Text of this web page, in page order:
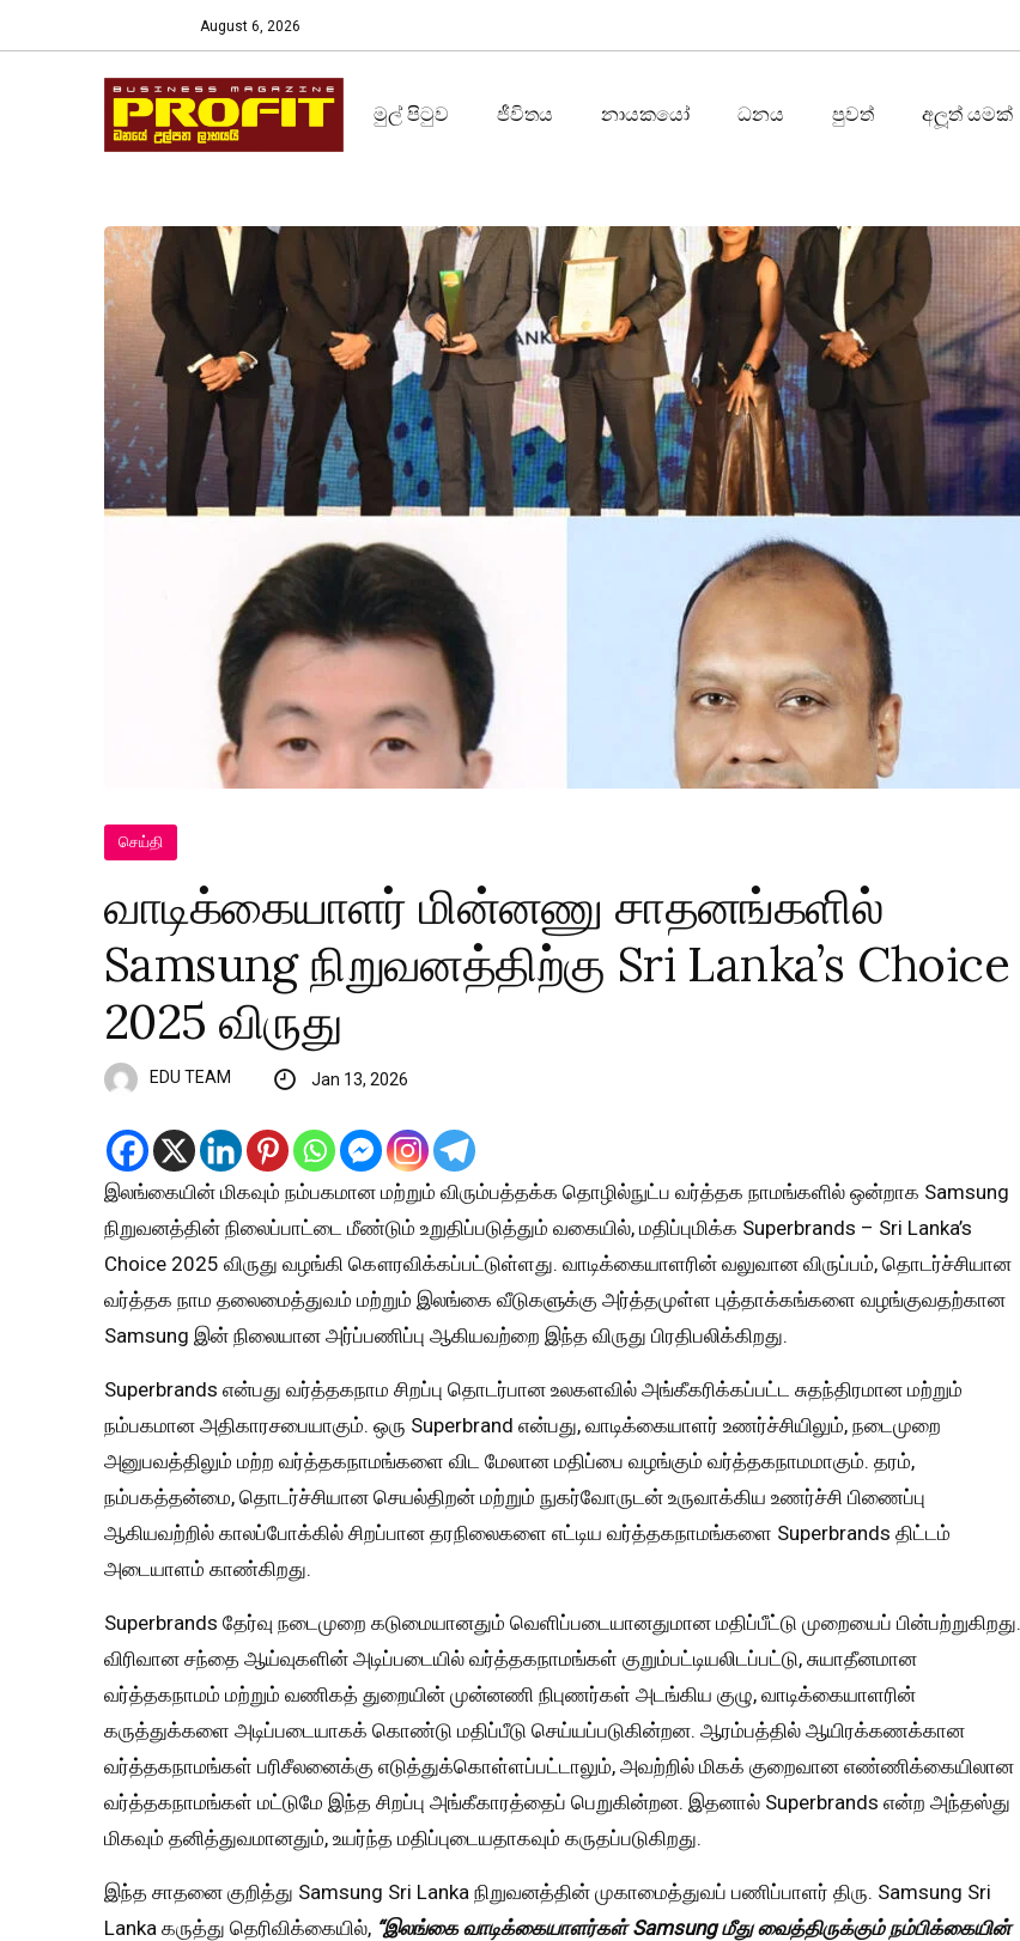
August 6, 2026
මුල් පිටුව ජීවිතය නායකයෝ ධනය පුවත් අලූත් යමක්
செய்தி
வாடிக்கையாளர் மின்னணு சாதனங்களில்
Samsung நிறுவனத்திற்கு Sri Lanka’s Choice
2025 விருது
EDU TEAM Jan 13, 2026
இலங்கையின் மிகவும் நம்பகமான மற்றும் விரும்பத்தக்க தொழில்நுட்ப வர்த்தக நாமங்களில் ஒன்றாக Samsung
நிறுவனத்தின் நிலைப்பாட்டை மீண்டும் உறுதிப்படுத்தும் வகையில், மதிப்புமிக்க Superbrands – Sri Lanka’s
Choice 2025 விருது வழங்கி கௌரவிக்கப்பட்டுள்ளது. வாடிக்கையாளரின் வலுவான விருப்பம், தொடர்ச்சியான
வர்த்தக நாம தலைமைத்துவம் மற்றும் இலங்கை வீடுகளுக்கு அர்த்தமுள்ள புத்தாக்கங்களை வழங்குவதற்கான
Samsung இன் நிலையான அர்ப்பணிப்பு ஆகியவற்றை இந்த விருது பிரதிபலிக்கிறது.
Superbrands என்பது வர்த்தகநாம சிறப்பு தொடர்பான உலகளவில் அங்கீகரிக்கப்பட்ட சுதந்திரமான மற்றும்
நம்பகமான அதிகாரசபையாகும். ஒரு Superbrand என்பது, வாடிக்கையாளர் உணர்ச்சியிலும், நடைமுறை
அனுபவத்திலும் மற்ற வர்த்தகநாமங்களை விட மேலான மதிப்பை வழங்கும் வர்த்தகநாமமாகும். தரம்,
நம்பகத்தன்மை, தொடர்ச்சியான செயல்திறன் மற்றும் நுகர்வோருடன் உருவாக்கிய உணர்ச்சி பிணைப்பு
ஆகியவற்றில் காலப்போக்கில் சிறப்பான தரநிலைகளை எட்டிய வர்த்தகநாமங்களை Superbrands திட்டம்
அடையாளம் காண்கிறது.
Superbrands தேர்வு நடைமுறை கடுமையானதும் வெளிப்படையானதுமான மதிப்பீட்டு முறையைப் பின்பற்றுகிறது.
விரிவான சந்தை ஆய்வுகளின் அடிப்படையில் வர்த்தகநாமங்கள் குறும்பட்டியலிடப்பட்டு, சுயாதீனமான
வர்த்தகநாமம் மற்றும் வணிகத் துறையின் முன்னணி நிபுணர்கள் அடங்கிய குழு, வாடிக்கையாளரின்
கருத்துக்களை அடிப்படையாகக் கொண்டு மதிப்பீடு செய்யப்படுகின்றன. ஆரம்பத்தில் ஆயிரக்கணக்கான
வர்த்தகநாமங்கள் பரிசீலனைக்கு எடுத்துக்கொள்ளப்பட்டாலும், அவற்றில் மிகக் குறைவான எண்ணிக்கையிலான
வர்த்தகநாமங்கள் மட்டுமே இந்த சிறப்பு அங்கீகாரத்தைப் பெறுகின்றன. இதனால் Superbrands என்ற அந்தஸ்து
மிகவும் தனித்துவமானதும், உயர்ந்த மதிப்புடையதாகவும் கருதப்படுகிறது.
இந்த சாதனை குறித்து Samsung Sri Lanka நிறுவனத்தின் முகாமைத்துவப் பணிப்பாளர் திரு. Samsung Sri
Lanka கருத்து தெரிவிக்கையில், “இலங்கை வாடிக்கையாளர்கள் Samsung மீது வைத்திருக்கும் நம்பிக்கையின்